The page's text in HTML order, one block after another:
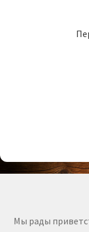
Мы рады